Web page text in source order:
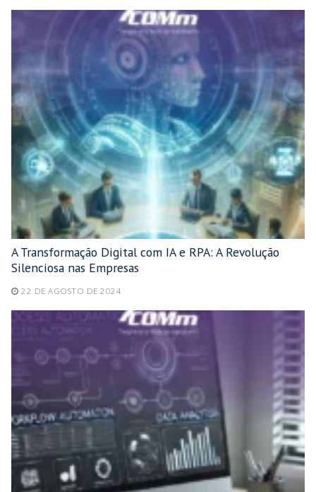
A Transformação Digital com IA e RPA: A Revolução
Silenciosa nas Empresas
22 DE AGOSTO DE 2024